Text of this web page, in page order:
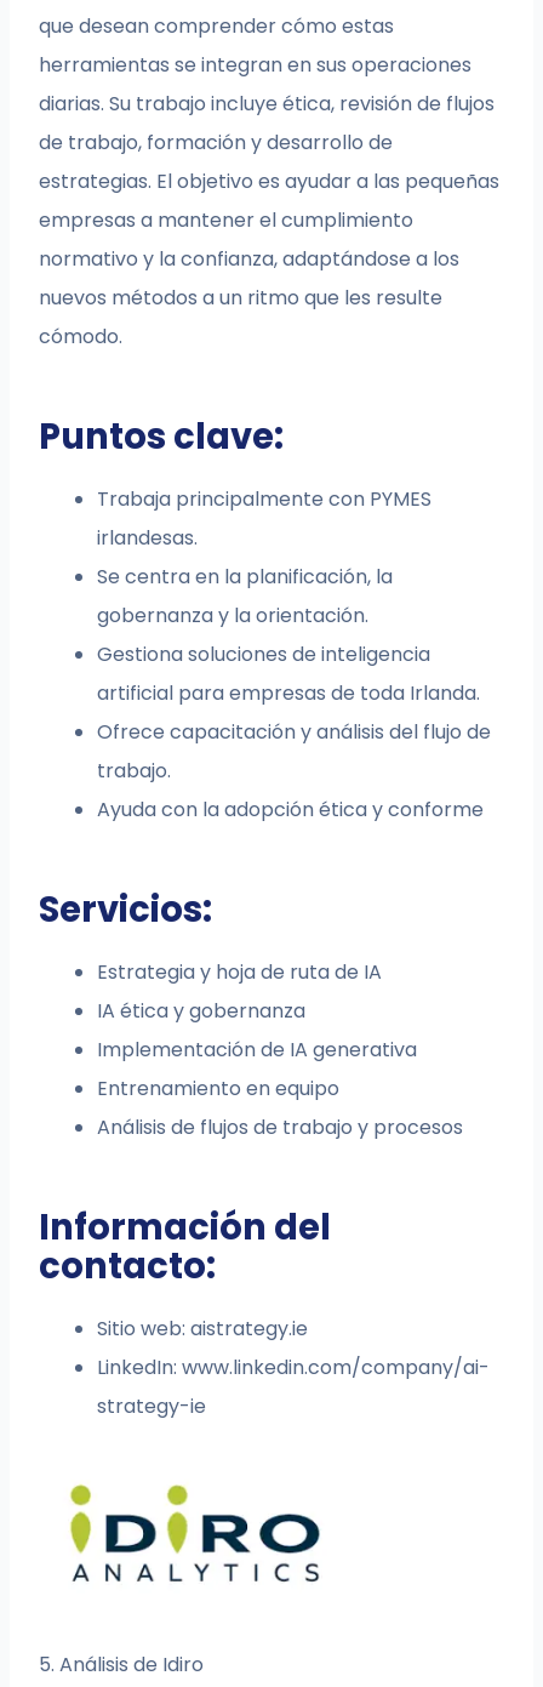
que desean comprender cómo estas
herramientas se integran en sus operaciones
diarias. Su trabajo incluye ética, revisión de flujos
de trabajo, formación y desarrollo de
estrategias. El objetivo es ayudar a las pequeñas
empresas a mantener el cumplimiento
normativo y la confianza, adaptándose a los
nuevos métodos a un ritmo que les resulte
cómodo.
Puntos clave:
Trabaja principalmente con PYMES
irlandesas.
Se centra en la planificación, la
gobernanza y la orientación.
Gestiona soluciones de inteligencia
artificial para empresas de toda Irlanda.
Ofrece capacitación y análisis del flujo de
trabajo.
Ayuda con la adopción ética y conforme
Servicios:
Estrategia y hoja de ruta de IA
IA ética y gobernanza
Implementación de IA generativa
Entrenamiento en equipo
Análisis de flujos de trabajo y procesos
Información del
contacto:
Sitio web: aistrategy.ie
LinkedIn: www.linkedin.com/company/ai-
strategy-ie
5. Análisis de Idiro